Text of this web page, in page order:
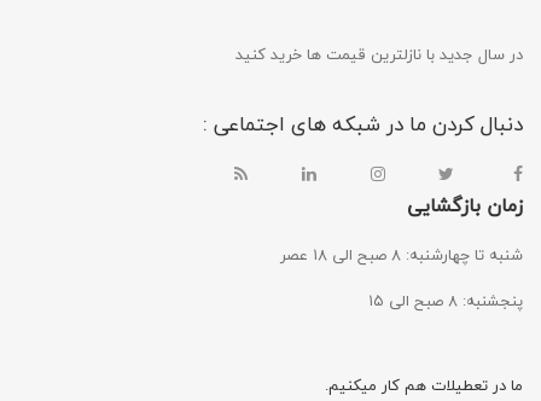
در سال جدید با نازلترین قیمت ها خرید کنید
دنبال کردن ما در شبکه های اجتماعی :
زمان بازگشایی
شنبه تا چهارشنبه: ۸ صبح الی ۱۸ عصر
پنجشنبه: ۸ صبح الی ۱۵
ما در تعطیلات هم کار میکنیم.